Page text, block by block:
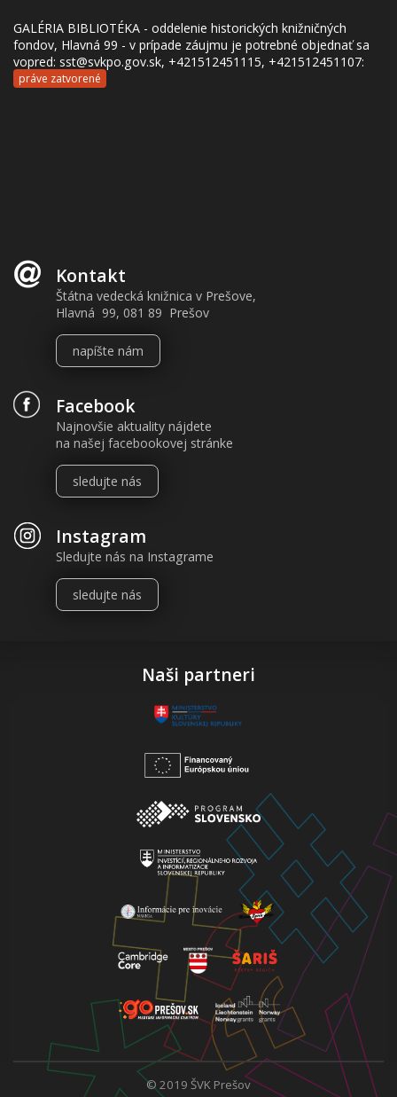
GALÉRIA BIBLIOTÉKA - oddelenie historických knižničných
fondov, Hlavná 99 - v prípade záujmu je potrebné objednať sa
vopred: sst@svkpo.gov.sk, +421512451115, +421512451107:
práve zatvorené
Kontakt
Štátna vedecká knižnica v Prešove,
Hlavná 99, 081 89 Prešov
napíšte nám
Facebook
Najnovšie aktuality nájdete
na našej facebookovej stránke
sledujte nás
Instagram
Sledujte nás na Instagrame
sledujte nás
Naši partneri
© 2019 ŠVK Prešov